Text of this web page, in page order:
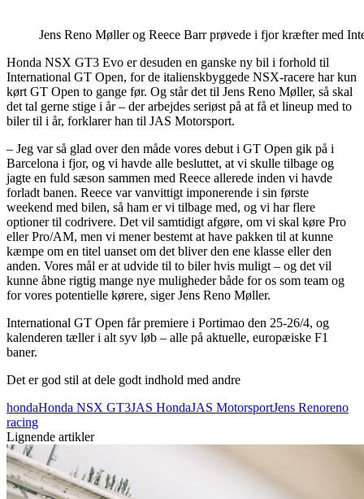
Jens Reno Møller og Reece Barr prøvede i fjor kræfter med
Honda NSX GT3 Evo er desuden en ganske ny bil i forhold til
International GT Open, for de italienskbyggede NSX-racere har kun
kørt GT Open to gange før. Og står det til Jens Reno Møller, så skal
det tal gerne stige i år – der arbejdes seriøst på at få et lineup med to
biler til i år, forklarer han til JAS Motorsport.
– Jeg var så glad over den måde vores debut i GT Open gik på i
Barcelona i fjor, og vi havde alle besluttet, at vi skulle tilbage og
jagte en fuld sæson sammen med Reece allerede inden vi havde
forladt banen. Reece var vanvittigt imponerende i sin første
weekend med bilen, så ham er vi tilbage med, og vi har flere
optioner til codrivere. Det vil samtidigt afgøre, om vi skal køre Pro
eller Pro/AM, men vi mener bestemt at have pakken til at kunne
kæmpe om en titel uanset om det bliver den ene klasse eller den
anden. Vores mål er at udvide til to biler hvis muligt – og det vil
kunne åbne rigtig mange nye muligheder både for os som team og
for vores potentielle kørere, siger Jens Reno Møller.
International GT Open får premiere i Portimao den 25-26/4, og
kalenderen tæller i alt syv løb – alle på aktuelle, europæiske F1
baner.
Det er god stil at dele godt indhold med andre
hondaHonda NSX GT3JAS HondaJAS MotorsportJens Renoreno
racing
Lignende artikler